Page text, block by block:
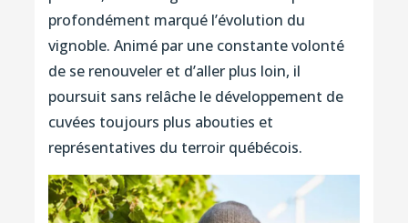
profondément marqué l’évolution du
vignoble. Animé par une constante volonté
de se renouveler et d’aller plus loin, il
poursuit sans relâche le développement de
cuvées toujours plus abouties et
représentatives du terroir québécois.